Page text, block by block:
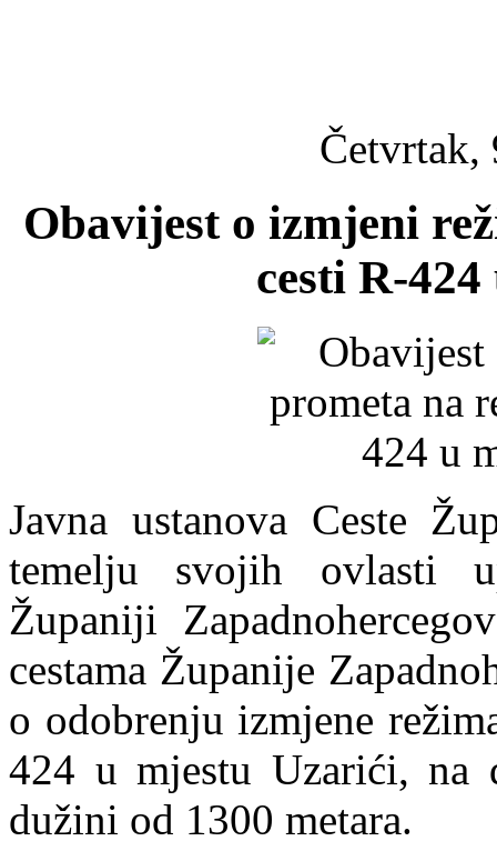
Četvrtak,
Obavijest o izmjeni
cesti R-
Javna ustanova Ceste
temelju svojih ovlasti
Županiji
cestama Županije
o odobrenju izmjene
424 u mjestu Uzarići, na
dužini od 1300 metara.